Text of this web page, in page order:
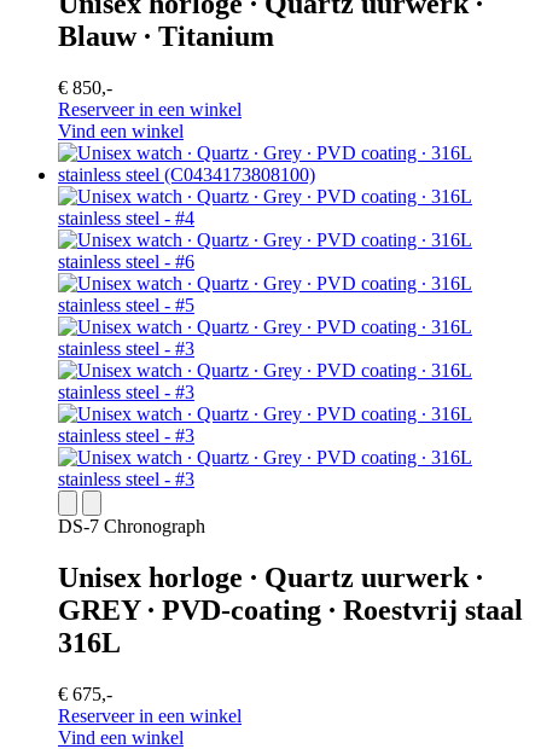
Blauw ∙ Titanium
€ 850,-
Reserveer in een winkel
Vind een winkel
DS-7 Chronograph
Unisex horloge ∙ Quartz uurwerk ∙
GREY ∙ PVD-coating ∙ Roestvrij staal
316L
€ 675,-
Reserveer in een winkel
Vind een winkel